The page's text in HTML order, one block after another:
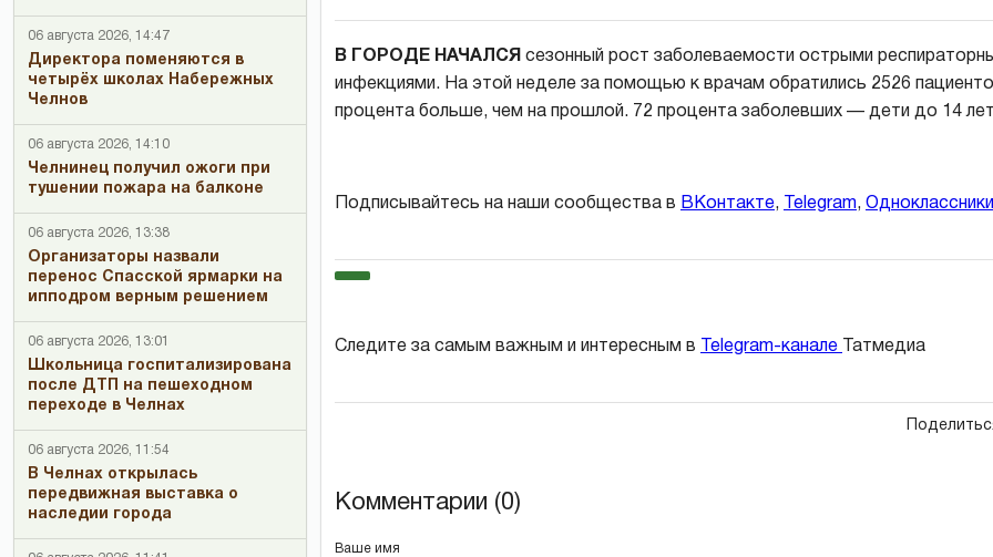
06 августа 2026, 14:47
Директора поменяются в
четырёх школах Набережных
Челнов
06 августа 2026, 14:10
Челнинец получил ожоги при
тушении пожара на балконе
06 августа 2026, 13:38
Организаторы назвали
перенос Спасской ярмарки на
ипподром верным решением
06 августа 2026, 13:01
Школьница госпитализирована
после ДТП на пешеходном
переходе в Челнах
06 августа 2026, 11:54
В Челнах открылась
передвижная выставка о
наследии города
В ГОРОДЕ НАЧАЛСЯ сезонный рост заболеваемости острыми
инфекциями. На этой неделе за помощью к врачам обратились 2526
процента больше, чем на прошлой. 72 процента заболевших — дети до 14
Подписывайтесь на наши сообщества в ВКонтакте, Telegram, Одноклассники
Следите за самым важным и интересным в Telegram-канале Татмедиа
Комментарии (0)
Ваше имя